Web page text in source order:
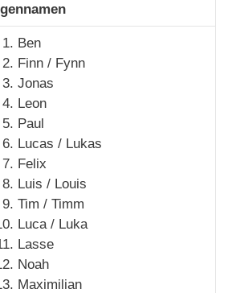
Ben
Finn / Fynn
Jonas
Leon
Paul
Lucas / Lukas
Felix
Luis / Louis
Tim / Timm
Luca / Luka
Lasse
Noah
Maximilian